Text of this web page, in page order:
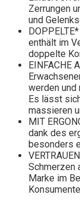
Zerrungen
und
enthält im
doppelte
EINFACHE
werden und
Es lässt
massieren
MIT
dank des
besonders
Schmerzen
Marke im